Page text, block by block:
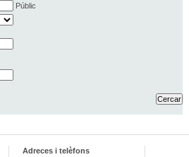
Públic
Adreces i telèfons